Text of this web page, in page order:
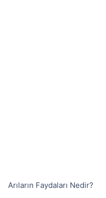
Arıların Faydaları Nedir?